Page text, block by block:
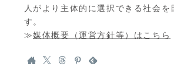
人がより主体的に選択できる社会を
す。
≫媒体概要（運営方針等）はこちら